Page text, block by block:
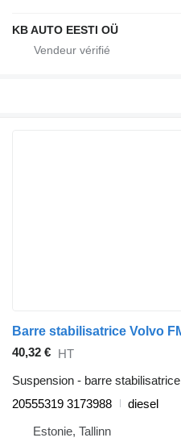
KB AUTO EESTI OÜ
40,32 € HT
Suspension - barre stabilisatrice
20555319 3173988
diesel
Estonie, Tallinn